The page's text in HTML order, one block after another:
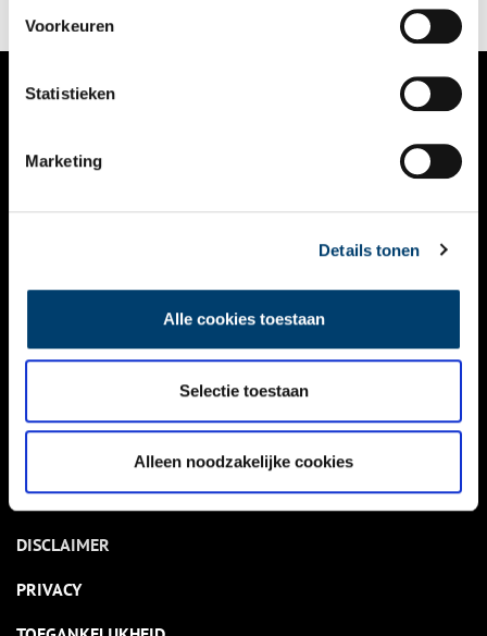
Voorkeuren
Statistieken
Marketing
Details tonen
Alle cookies toestaan
Selectie toestaan
Alleen noodzakelijke cookies
NIEUWS
KALENDER
ACTIVITEITEN
NIEUWSBRIEF
DISCLAIMER
PRIVACY